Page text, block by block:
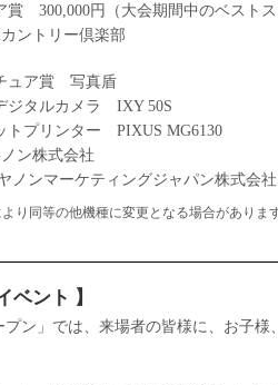
賞 300,000円（大会期間中のベスト
ントリー倶楽部
ュア賞 写真盾
ジタルカメラ IXY 50S
トプリンター PIXUS MG6130
ン株式会社
ーケティングジャパン株式会社
り同等の他機種に変更となる場合がありま
ベント 】
プン」では、来場者の皆様に、お子